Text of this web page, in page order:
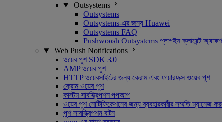
Outsystems
Outsystems
Outsystems-এর জন্য Huawei
Outsystems FAQ
Pushwoosh Outsystems প্লাগইন ক্লায়েন্ট
Web Push Notifications
ওয়েব পুশ SDK 3.0
AMP ওয়েব পুশ
HTTP ওয়েবসাইটের জন্য ক্রোম এবং ফায়ারফক্স ওয়েব পুশ
ক্রোম ওয়েব পুশ
কাস্টম সাবস্ক্রিপশন পপআপ
ওয়েব পুশ নোটিফিকেশনের জন্য ব্যবহারকারীর সম্মতি ম্যানেজ
পুশ সাবস্ক্রিপশন বাটন